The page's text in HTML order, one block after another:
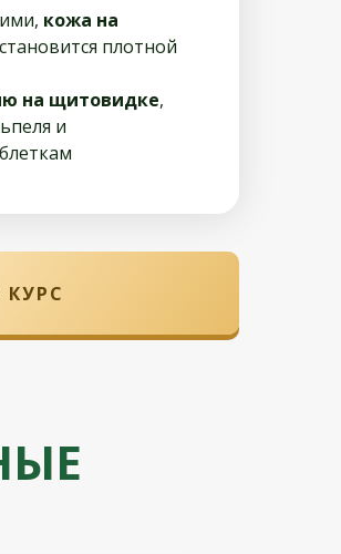
кожа на
плотной
на щитовидке,
и